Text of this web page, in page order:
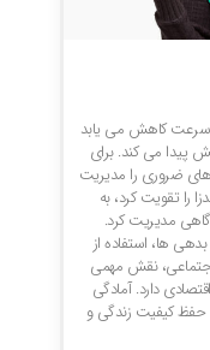
کاهش می یابد
می کند. برای
را مدیریت
کرد، به
مدیریت کرد.
استفاده از
نقش مهمی
دارد. آمادگی
زندگی و